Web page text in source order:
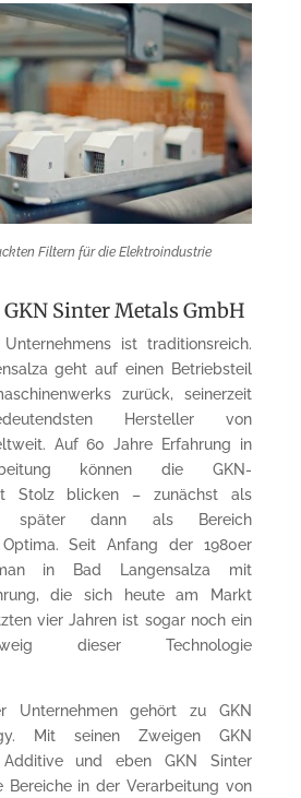
Filtern für die Elektroindustrie
Sinter Metals GmbH
ist traditionsreich.
geht auf einen Betriebsteil
zurück, seinerzeit
Hersteller von
Auf 60 Jahre Erfahrung in
können die GKN-
Stolz blicken – zunächst als
später dann als Bereich
Seit Anfang der 1980er
in Bad Langensalza mit
die sich heute am Markt
vier Jahren ist sogar noch ein
dieser Technologie
Unternehmen gehört zu GKN
Mit seinen Zweigen GKN
Additive und eben GKN Sinter
Bereiche in der Verarbeitung von